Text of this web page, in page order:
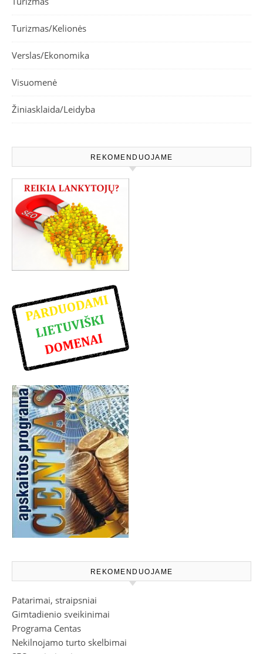
Turizmas/Kelionės
Verslas/Ekonomika
Visuomenė
Žiniasklaida/Leidyba
REKOMENDUOJAME
REKOMENDUOJAME
Patarimai, straipsniai
Gimtadienio sveikinimai
Programa Centas
Nekilnojamo turto skelbimai